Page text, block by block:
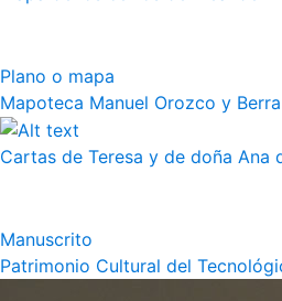
Plano o mapa
Mapoteca Manuel Orozco y Berra
Cartas de Teresa y de doña Ana
Manuscrito
Patrimonio Cultural del